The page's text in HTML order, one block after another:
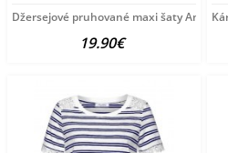
Džersejové pruhované maxi šaty
19.90€